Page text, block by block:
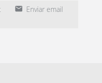
Enviar email